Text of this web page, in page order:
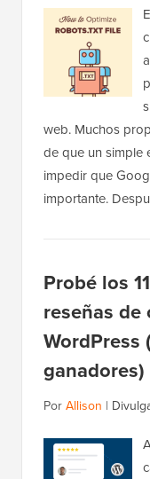
web. Muchos
de que un simple
impedir que
importante.
Probé los
reseñas de
WordPress
ganadores)
Por Allison |